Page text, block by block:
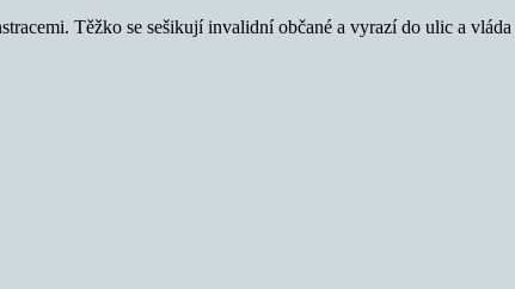
Těžko se sešikují invalidní občané a vyrazí do ulic a